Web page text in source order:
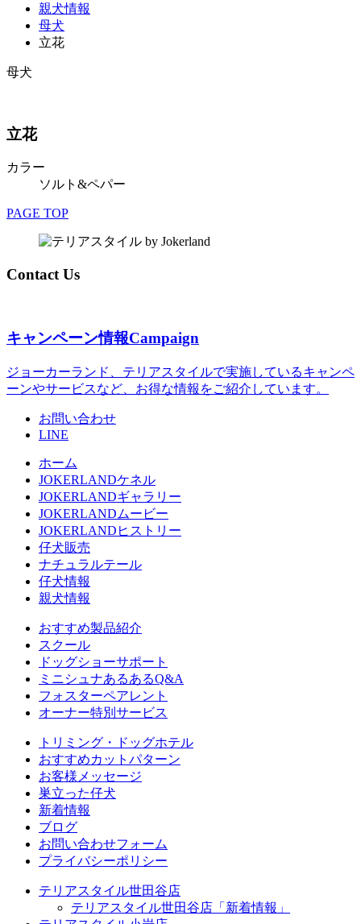
親犬情報
母犬
立花
母犬
立花
カラー
ソルト&ペパー
PAGE TOP
Contact Us
キャンペーン情報Campaign
ジョーカーランド、テリアスタイルで実施しているキャンペ
ーンやサービスなど、お得な情報をご紹介しています。
お問い合わせ
LINE
ホーム
JOKERLANDケネル
JOKERLANDギャラリー
JOKERLANDムービー
JOKERLANDヒストリー
仔犬販売
ナチュラルテール
仔犬情報
親犬情報
おすすめ製品紹介
スクール
ドッグショーサポート
ミニシュナあるあるQ&A
フォスターペアレント
オーナー特別サービス
トリミング・ドッグホテル
おすすめカットパターン
お客様メッセージ
巣立った仔犬
新着情報
ブログ
お問い合わせフォーム
プライバシーポリシー
テリアスタイル世田谷店
テリアスタイル世田谷店「新着情報」